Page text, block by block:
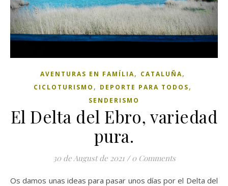
AVENTURAS EN FAMÍLIA, CATALUÑA,
CICLOTURISMO , DEPORTE PARA TODOS,
SENDERISMO
El Delta del Ebro, variedad
pura.
30 de August de 2021 / 0 Comments
Os damos unas ideas para pasar unos días por el Delta del